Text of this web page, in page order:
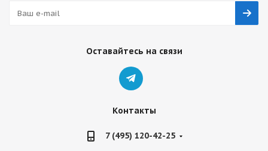
Оставайтесь на связи
Контакты
7 (495) 120-42-25